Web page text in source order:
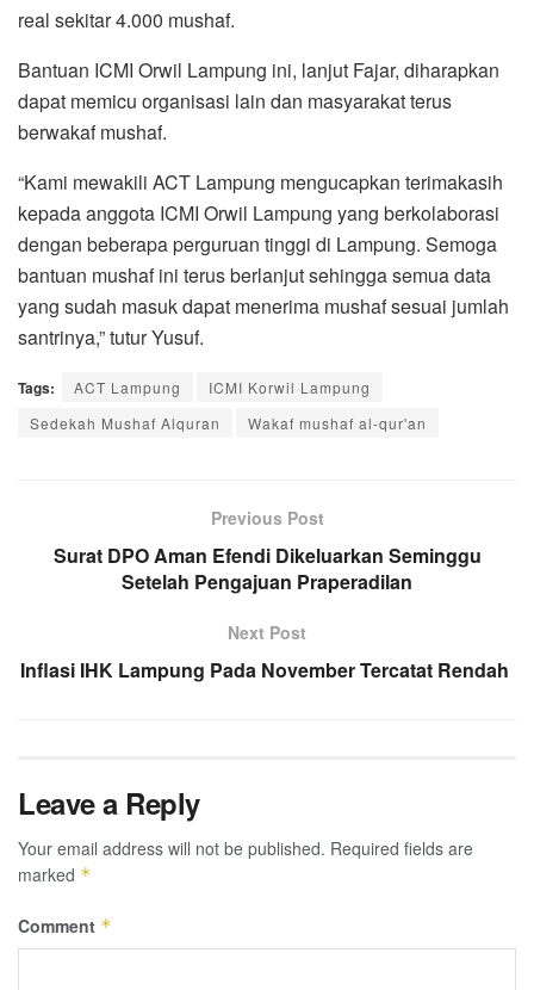
real sekitar 4.000 mushaf.
Bantuan ICMI Orwil Lampung ini, lanjut Fajar, diharapkan
dapat memicu organisasi lain dan masyarakat terus
berwakaf mushaf.
“Kami mewakili ACT Lampung mengucapkan terimakasih
kepada anggota ICMI Orwil Lampung yang berkolaborasi
dengan beberapa perguruan tinggi di Lampung. Semoga
bantuan mushaf ini terus berlanjut sehingga semua data
yang sudah masuk dapat menerima mushaf sesuai jumlah
santrinya,” tutur Yusuf.
Tags: ACT Lampung
ICMI Korwil Lampung
Sedekah Mushaf Alquran
Wakaf mushaf al-qur'an
Previous Post
Surat DPO Aman Efendi Dikeluarkan Seminggu
Setelah Pengajuan Praperadilan
Next Post
Inflasi IHK Lampung Pada November Tercatat Rendah
Leave a Reply
Your email address will not be published. Required fields are
marked *
Comment *